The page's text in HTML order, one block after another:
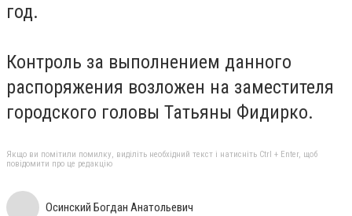
год.
Контроль за выполнением данного
распоряжения возложен на заместителя
городского головы Татьяны Фидирко.
Якщо ви помітили помилку, виділіть необхідний текст і натисніть Ctrl + Enter, щоб
повідомити про це редакцію
Осинский Богдан Анатольевич